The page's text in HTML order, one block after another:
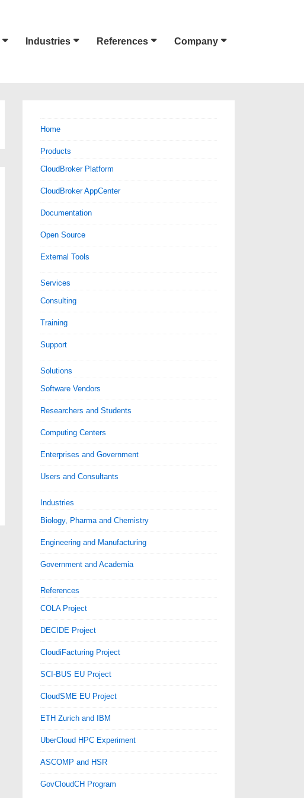
Industries References Company
Home
Products
CloudBroker Platform
CloudBroker AppCenter
Documentation
Open Source
External Tools
Services
Consulting
Training
Support
Solutions
Software Vendors
Researchers and Students
Computing Centers
Enterprises and Government
Users and Consultants
Industries
Biology, Pharma and Chemistry
Engineering and Manufacturing
Government and Academia
References
COLA Project
DECIDE Project
CloudiFacturing Project
SCI-BUS EU Project
CloudSME EU Project
ETH Zurich and IBM
UberCloud HPC Experiment
ASCOMP and HSR
GovCloudCH Program